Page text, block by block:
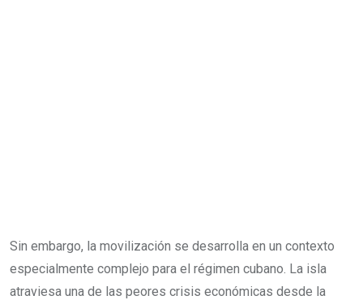
Sin embargo, la movilización se desarrolla en un contexto
especialmente complejo para el régimen cubano. La isla
atraviesa una de las peores crisis económicas desde la